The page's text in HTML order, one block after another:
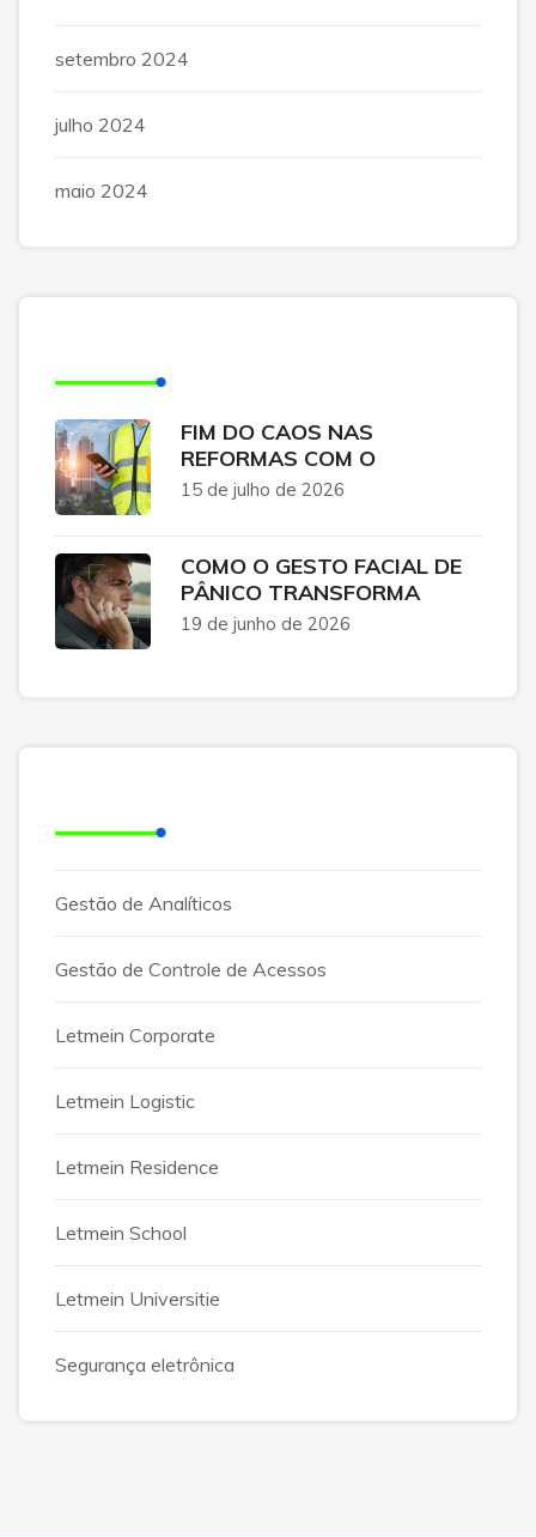
setembro 2024
julho 2024
maio 2024
FIM DO CAOS NAS
REFORMAS COM O
15 de julho de 2026
COMO O GESTO FACIAL DE
PÂNICO TRANSFORMA
19 de junho de 2026
Gestão de Analíticos
Gestão de Controle de Acessos
Letmein Corporate
Letmein Logistic
Letmein Residence
Letmein School
Letmein Universitie
Segurança eletrônica